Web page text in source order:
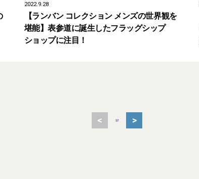
2022.9.28
【ランバン コレクション メンズの世界観を
堪能】表参道に誕生したフラッグシップ
ショップに注目！
< 12 >